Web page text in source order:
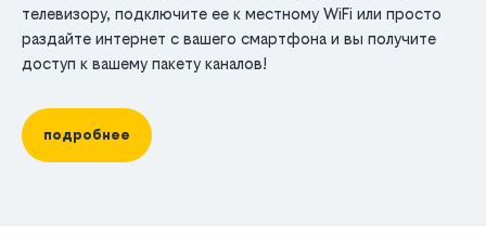
телевизору, подключите ее к местному WiFi или просто
раздайте интернет с вашего смартфона и вы получите
доступ к вашему пакету каналов!
подробнее